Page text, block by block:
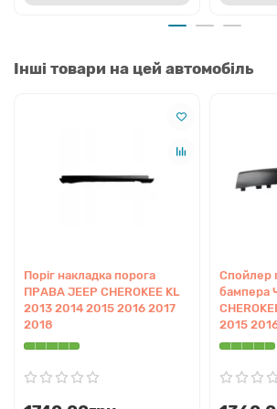
Швидкий монтаж:установка
стандартні кріплення, що спрощує
Оптимальне співвідношення ціни
Дана кузовна деталь розроблена
Покоління:KL
Роки випуску:2013, 2014, 2015,
Перевірка сумісності
автомобіля, експерти dacar.shop
Інші товари на цей автомобіль
Поріг накладка порога
ПРАВА JEEP CHEROKEE KL
2013 2014 2015 2016 2017
2018
Спойлер
бампера
2015